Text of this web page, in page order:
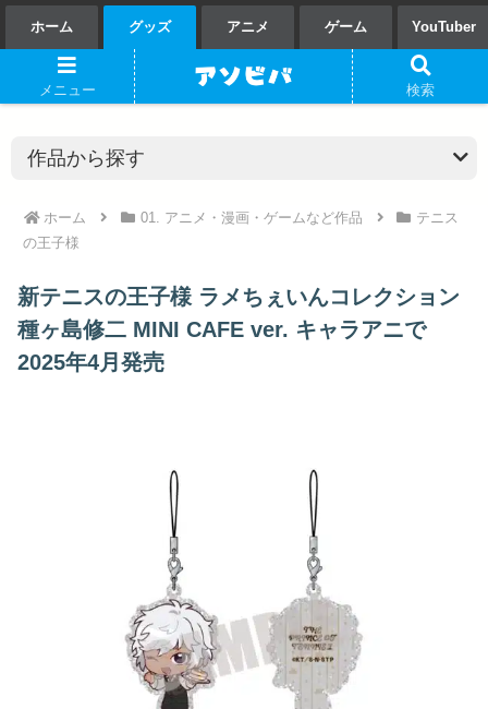
ホーム グッズ アニメ ゲーム YouTuber
ホーム 01. アニメ・漫画・ゲームなど作品
テニス
の王子様
新テニスの王子様 ラメちぇいんコレクション
種ヶ島修二 MINI CAFE ver. キャラアニで
2025年4月発売
メニュー 検索